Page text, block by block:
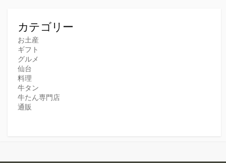
カテゴリー
お土産
ギフト
グルメ
仙台
料理
牛タン
牛たん専門店
通販